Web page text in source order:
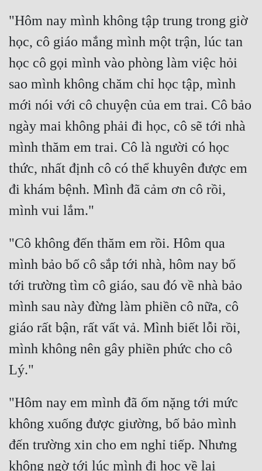
Xuyên Không
Xuyên Nhanh
Xuyên Sách
Xuyên Thư
Điền Văn
Đô Thị
Đông Phương
Đông Phương Huyền Huyễn
Đồng Nhân
Cẩu Đạo Trường Sinh
Ngự Thú
Truyện Nam
Truyện Nữ
Vô Địch Lưu
Xây Dựng Thế Lực
"Hôm nay mình không tập trung trong giờ
học, cô giáo mắng mình một trận, lúc tan
học cô gọi mình vào phòng làm việc hỏi
sao mình không chăm chỉ học tập, mình
mới nói với cô chuyện của em trai. Cô bảo
ngày mai không phải đi học, cô sẽ tới nhà
mình thăm em trai. Cô là người có học
thức, nhất định cô có thể khuyên được em
đi khám bệnh. Mình đã cảm ơn cô rồi,
"Cô không đến thăm em rồi. Hôm qua
mình bảo bố cô sắp tới nhà, hôm nay bố
tới trường tìm cô giáo, sau đó về nhà bảo
mình sau này đừng làm phiền cô nữa, cô
giáo rất bận, rất vất vả. Mình biết lỗi rồi,
mình không nên gây phiền phức cho cô
"Hôm nay em mình đã ốm nặng tới mức
không xuống được giường, bố bảo mình
đến trường xin cho em nghỉ tiếp. Nhưng
không ngờ tới lúc mình đi học về lại